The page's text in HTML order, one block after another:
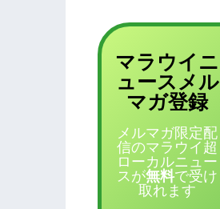
マラウイニ
ュース メル
マガ登録
メルマガ限定配
信のマラウイ超
ローカルニュー
スが無料で受け
取れます